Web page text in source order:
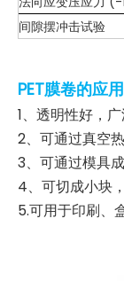
间隙摆冲击试验
PET膜卷的应用
1、透明性好，
2、可通过真空
3、可通过模具
4、可切成小块
5.可用于印刷、